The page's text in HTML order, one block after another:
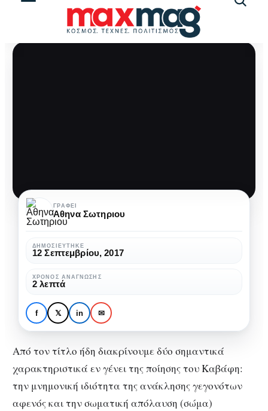
Θυμήσου σώμα,
Κωνσταντίνος Καβάφης
Θυμήσου
σώμα,
Κωνσταντίνος
Καβάφης
ΓΡΆΦΕΙ
Αθηνα Σωτηριου
ΔΗΜΟΣΙΕΎΤΗΚΕ
12 Σεπτεμβρίου, 2017
ΧΡΌΝΟΣ ΑΝΆΓΝΩΣΗΣ
2 λεπτά
f 𝕏 in ✉
Από τον τίτλο ήδη διακρίνουμε δύο σημαντικά
χαρακτηριστικά εν γένει της ποίησης του Καβάφη:
την μνημονική ιδιότητα της ανάκλησης γεγονότων
αφενός και την σωματική απόλαυση (σώμα)